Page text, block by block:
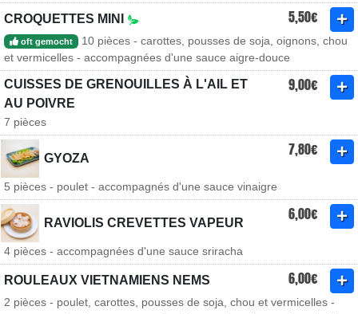
CROQUETTES MINI 5,50€
oft gemocht
10 pièces - carottes, pousses de soja, oignons, chou
et vermicelles - accompagnées d'une sauce aigre-douce
CUISSES DE GRENOUILLES À L'AIL ET
AU POIVRE
9,00€
7 pièces
GYOZA 7,80€
5 pièces - poulet - accompagnés d'une sauce vinaigre
RAVIOLIS CREVETTES VAPEUR 6,00€
4 pièces - accompagnées d'une sauce sriracha
ROULEAUX VIETNAMIENS NEMS 6,00€
2 pièces - poulet, carottes, pousses de soja, chou et vermicelles -